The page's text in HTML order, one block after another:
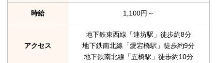
時給 1,100円～
アクセス
地下鉄東西線「連坊駅」徒歩約8分
地下鉄南北線「愛宕橋駅」徒歩約9分
地下鉄南北線「五橋駅」徒歩約10分